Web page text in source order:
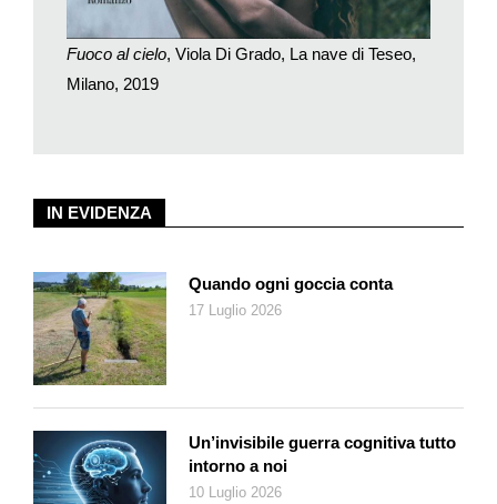
senso convenzionale: il ruolo delle parole non è sempre
creativo, al contrario di quanto si crede comunemente. Solo a
un certo livello le parole creano significato, altrimenti possono
distruggerlo oppure non generare nulla, come nelle frasi fatte,
Scrivi che Tamara utilizzava il trucco per diventare:
«un’altra così altra da passare inosservata persino a se
venuta a prenderla non l’avrebbe riconosciuta più». Qual è
il make-up più efficace per raggiungere questo obbiettivo?
Non sono un’esperta di make up, ma questo è il modo in cui io
stessa mi trucco. Non a caso, ogni volta che vado in TV
chiedo di essere truccata così e incontro resistenza. Quello
che uso io, il trucco teatrale, non è in voga, va di moda il
naturale, che deve esaltare i pregi e correggere i difetti. È
sacrosanta la necessità di accettarsi, ma ciò non significa che
non si possa agire sul corpo, considerarlo come un punto di
IN EVIDENZA
Quando ogni goccia conta
17 Luglio 2026
Un’invisibile guerra cognitiva tutto
intorno a noi
10 Luglio 2026
Fuoco al cielo, Viola Di Grado, La nave di Teseo,
Milano, 2019